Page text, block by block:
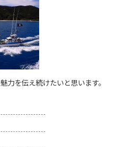
を伝え続けたいと思います。